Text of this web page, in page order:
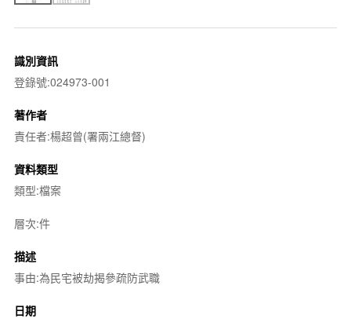
識別資訊
登錄號:024973-001
著作者
責任者:楊超曾(署兩江總督)
資料類型
類型:檔案
層次:件
描述
事由:為民宅被劫揭參疏防武職
日期